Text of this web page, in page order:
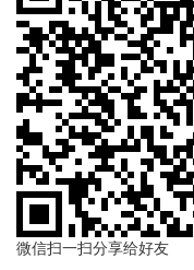
微信扫一扫分享给好友